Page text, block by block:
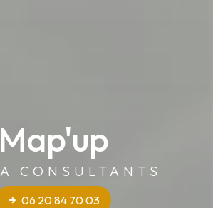
Map'up
CONSULTANTS
06 20 84 70 03